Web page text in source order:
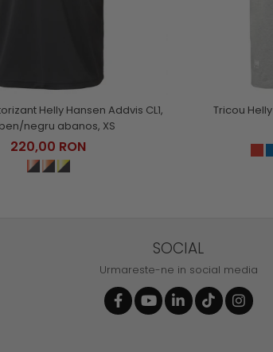
Helly Hansen Addvis CL1,
negru abanos, XS
220,00 RON
Tricou
SOCIAL
Urmareste-ne in social media